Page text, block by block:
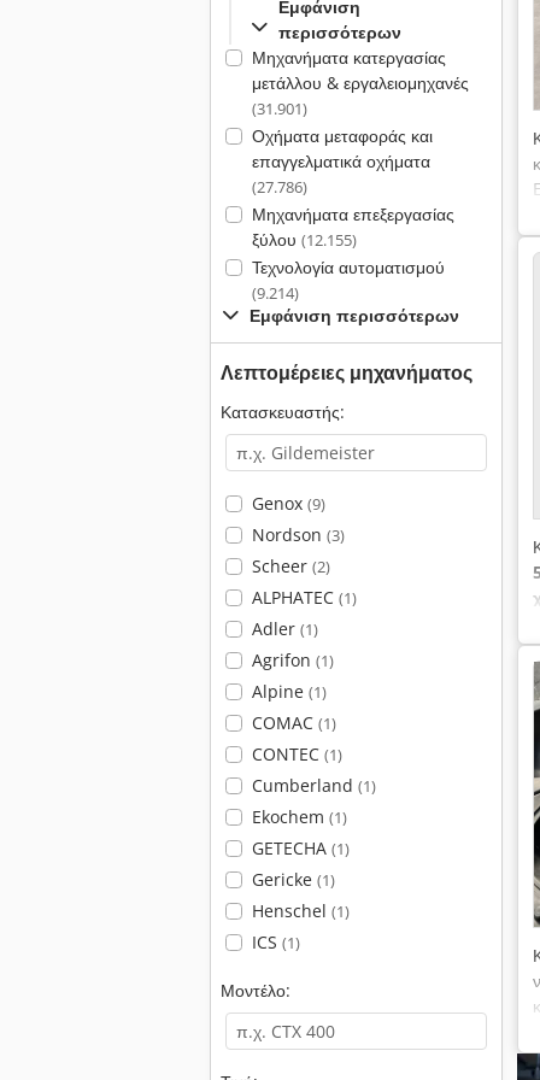
Εμφάνιση
περισσότερων
Μηχανήματα κατεργασίας
μετάλλου & εργαλειομηχανές
(31.901)
Οχήματα μεταφοράς και
επαγγελματικά οχήματα
(27.786)
Μηχανήματα επεξεργασίας
ξύλου (12.155)
Τεχνολογία αυτοματισμού
(9.214)
Εμφάνιση περισσότερων
Λεπτομέρειες μηχανήματος
Κατασκευαστής:
Genox (9)
Nordson (3)
Scheer (2)
ALPHATEC (1)
Adler (1)
Agrifon (1)
Alpine (1)
COMAC (1)
CONTEC (1)
Cumberland (1)
Ekochem (1)
GETECHA (1)
Gericke (1)
Henschel (1)
ICS (1)
Μοντέλο: